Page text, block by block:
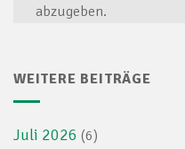
abzugeben.
WEITERE BEITRÄGE
Juli 2026 (6)